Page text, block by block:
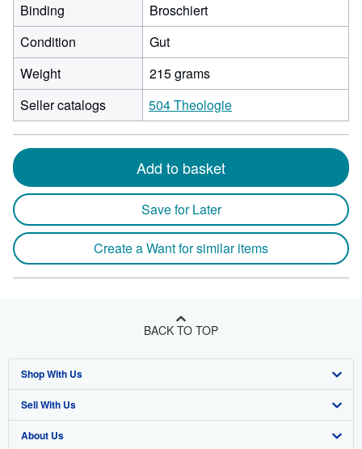
Binding
Broschiert
Condition
Gut
Weight
215 grams
Seller catalogs
504 Theologie
Add to basket
Save for Later
Create a Want for similar items
BACK TO TOP
Shop With Us
Advanced Search
Browse Collections
Sell With Us
Start Selling
About Us